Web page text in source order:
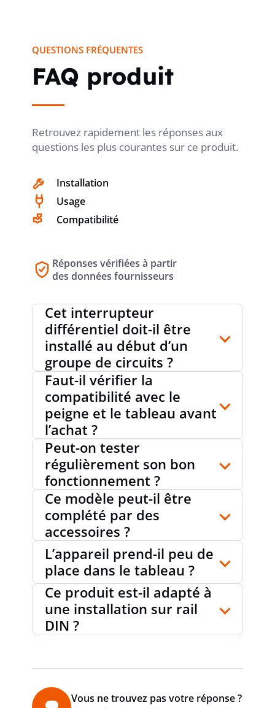
PROFONDEUR TOTALE
SECTION DU CONDUCTEUR
MONOFILAIRE RACCORDABLE
0.75...50
SECTION DU CONDUCTEUR
MULTIFILAIRE POUVANT ÊTRE
TEMPÉRATURE AMBIANTE DURANT LE
FONCTIONNEMENT
-25...60
ANTIDÉFLAGRANT
COULEUR
NUMÉRO RAL (SEMBLABLE)
PRODUCT CARBON
FOOTPRINT (CO2)
Estimation
QUESTIONS FRÉQUENTES
FAQ produit
Retrouvez rapidement les réponses aux
questions les plus courantes sur ce produit.
Installation
Usage
Compatibilité
Réponses vérifiées à partir
des données fournisseurs
Cet interrupteur
différentiel doit-il être
installé au début d’un
groupe de circuits ?
Faut-il vérifier la
compatibilité avec le
peigne et le tableau avant
l’achat ?
Peut-on tester
régulièrement son bon
fonctionnement ?
Ce modèle peut-il être
complété par des
accessoires ?
L’appareil prend-il peu de
place dans le tableau ?
Ce produit est-il adapté à
une installation sur rail
DIN ?
Vous ne trouvez pas votre réponse ?